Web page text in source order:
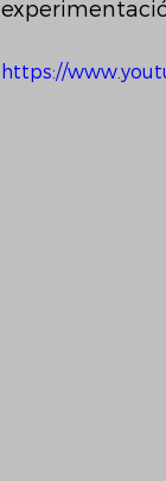
https://